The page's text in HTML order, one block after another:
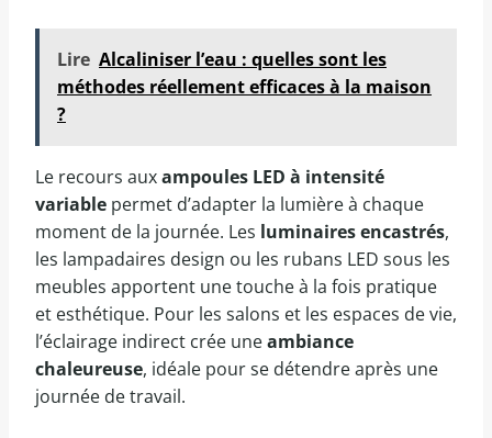
Lire Alcaliniser l’eau : quelles sont les
méthodes réellement efficaces à la maison
?
Le recours auxampoules LED à intensité
variable permet d’adapter la lumière à chaque
moment de la journée. Les luminaires encastrés,
les lampadaires design ou les rubans LED sous les
meubles apportent une touche à la fois pratique
et esthétique. Pour les salons et les espaces de vie,
l’éclairage indirect crée uneambiance
chaleureuse, idéale pour se détendre après une
journée de travail.